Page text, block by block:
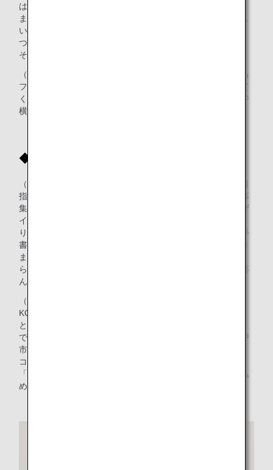
は、非常によかったなと思っています。
また、リピート買いをしてくださっている人がいるのは嬉し
いなと思います。お客様から、「次の新しいデザインはい
つ？」と楽しみにしてくださっている声を伺うことがあり、
そういった声にやりがいを感じます。
（小川さん）ANAチェックインカウンターの向かい側にある
ファミリーマートの従業員の方々もガチャガチャを購入して
くださっており、購入したマグネットのコレクションをレジ
横に飾ってくださっているのも、嬉しいですね。
◆デザインを決めるときのこだわりは？
（小川さん・安藤さん）ANA神戸空港で企業価値の向上を目
指した取り組みを主催するチームメンバーが、デザインの募
集と選定、各社への使用許可の取得を実施しています。デザ
インは、ANA神戸空港で働くグループ社員から募集してお
り、撮影した写真に加工を加えたデザインや、デジタルや手
書きのデザイン等、さまざまな媒体で毎回多くの応募があり
ますが、「自分たちがもらって嬉しいもの」を意識しなが
ら、お子様から航空ファンの方々まで、幅広い層の方々に喜
んでいただけるデザインを選定しています。
（谷さん）また、私たちは神戸空港の職員として「BE
KOBE」というフレーズを大事にしています。「BE KOBE」
とは、阪神淡路大震災から20年をきっかけに生まれた言葉
で、震災からの復興のために力を合わせて頑張ってきた神戸
市民ひとりひとりを誇りに思う気持ちが込められています。
コロナ禍でも、震災から復興してきた思いを重ね合わせ、
「私たちなら乗り越えられる、頑張ろう」という気持ちを込
めて「BE KOBE」の文字をデザインに加えています。